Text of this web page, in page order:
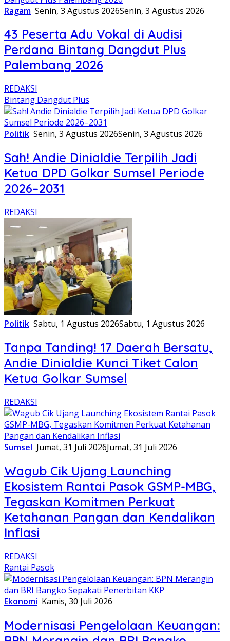
Ragam Senin, 3 Agustus 2026Senin, 3 Agustus 2026
43 Peserta Adu Vokal di Audisi
Perdana Bintang Dangdut Plus
Palembang 2026
REDAKSI
Bintang Dangdut Plus
Politik Senin, 3 Agustus 2026Senin, 3 Agustus 2026
Sah! Andie Dinialdie Terpilih Jadi
Ketua DPD Golkar Sumsel Periode
2026–2031
REDAKSI
Politik Sabtu, 1 Agustus 2026Sabtu, 1 Agustus 2026
Tanpa Tanding! 17 Daerah Bersatu,
Andie Dinialdie Kunci Tiket Calon
Ketua Golkar Sumsel
REDAKSI
Sumsel Jumat, 31 Juli 2026Jumat, 31 Juli 2026
Wagub Cik Ujang Launching
Ekosistem Rantai Pasok GSMP-MBG,
Tegaskan Komitmen Perkuat
Ketahanan Pangan dan Kendalikan
Inflasi
REDAKSI
Rantai Pasok
Ekonomi Kamis, 30 Juli 2026
Modernisasi Pengelolaan Keuangan: